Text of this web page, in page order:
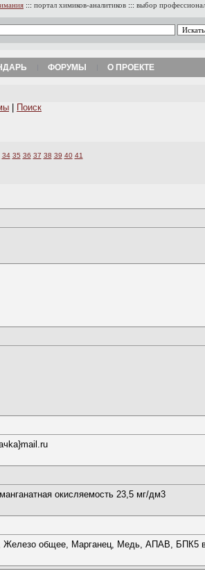
::: портал химиков-аналитиков ::: выбор
ФОРУМЫ О ПРОЕКТЕ
Поиск
34 35 36 37 38 39 40 41
окисляемость 23,5 мг/дм3
общее, Марганец, Медь, АПАВ, БПК5